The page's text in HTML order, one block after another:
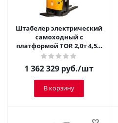
Штабелер электрический
самоходный с
платформой TOR 2,0т 4,5м
ES20T4
1 362 329 руб./шт
В корзину